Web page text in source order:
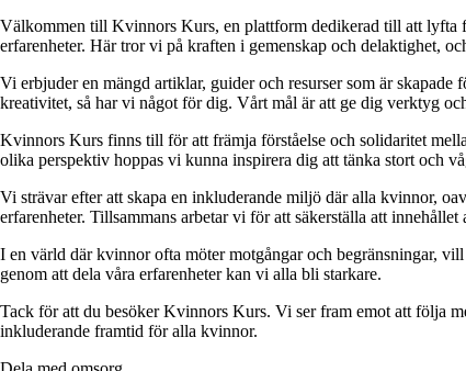
Välkommen till Kvinnors Kurs, en plattform dedikerad till att lyfta
erfarenheter. Här tror vi på kraften i gemenskap och delaktighet,
Vi erbjuder en mängd artiklar, guider och resurser som är
kreativitet, så har vi något för dig. Vårt mål är att ge dig verktyg
Kvinnors Kurs finns till för att främja förståelse och solidaritet
olika perspektiv hoppas vi kunna inspirera dig att tänka stort och
Vi strävar efter att skapa en inkluderande miljö där alla kvinnor,
erfarenheter. Tillsammans arbetar vi för att säkerställa att
I en värld där kvinnor ofta möter motgångar och begränsningar,
genom att dela våra erfarenheter kan vi alla bli starkare.
Tack för att du besöker Kvinnors Kurs. Vi ser fram emot att följa
inkluderande framtid för alla kvinnor.